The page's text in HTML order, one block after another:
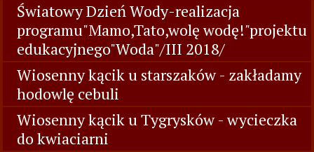
Światowy Dzień Wody-realizacja
programu"Mamo,Tato,wolę wodę!"projektu
edukacyjnego"Woda"/III 2018/
Wiosenny kącik u starszaków - zakładamy
hodowlę cebuli
Wiosenny kącik u Tygrysków - wycieczka
do kwiaciarni